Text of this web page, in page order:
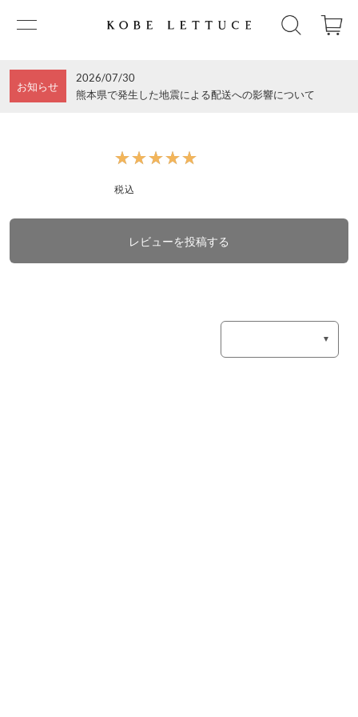
お知らせ
2026/07/30
熊本県で発生した地震による配送への影響について
★★★★★
★★★★★
税込
レビューを投稿する